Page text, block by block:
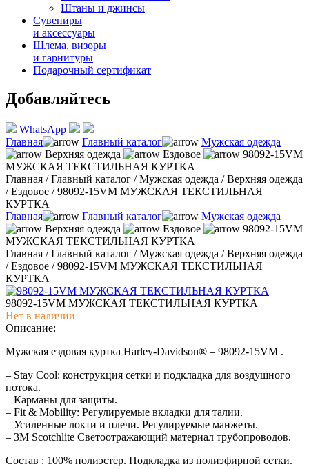
Штаны и джинсы
Сувениры
и аксессуары
Шлема, визоры
и гарнитуры
Подарочный сертификат
Добавляйтесь
WhatsApp
Главная
Главный каталог
Мужская одежда
Верхняя одежда
Ездовое
98092-15VM
МУЖСКАЯ ТЕКСТИЛЬНАЯ КУРТКА
Главная /Главный каталог /Мужская одежда /Верхняя одежда
/Ездовое /98092-15VM МУЖСКАЯ ТЕКСТИЛЬНАЯ
КУРТКА
Главная
Главный каталог
Мужская одежда
Верхняя одежда
Ездовое
98092-15VM
МУЖСКАЯ ТЕКСТИЛЬНАЯ КУРТКА
Главная /Главный каталог /Мужская одежда /Верхняя одежда
/Ездовое /98092-15VM МУЖСКАЯ ТЕКСТИЛЬНАЯ
КУРТКА
98092-15VM МУЖСКАЯ ТЕКСТИЛЬНАЯ КУРТКА
Нет в наличии
Описание:
Мужская ездовая куртка Harley-Davidson® – 98092-15VM .
– Stay Cool: конструкция сетки и подкладка для воздушного
потока.
– Карманы для защиты.
– Fit & Mobility: Регулируемые вкладки для талии.
– Усиленные локти и плечи. Регулируемые манжеты.
– 3M Scotchlite Светоотражающий материал трубопроводов.
Состав : 100% полиэстер. Подкладка из полиэфирной сетки.